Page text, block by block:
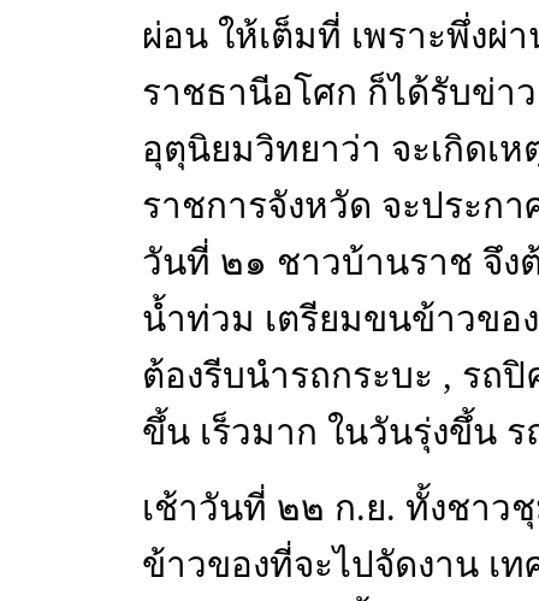
ผ่อน ให้เต็มที่ เพราะพึ่ง
ราชธานีอโศก ก็ได้รับข่า
อุตุนิยมวิทยาว่า จะเกิดเ
ราชการจังหวัด จะประก
วันที่ ๒๑ ชาวบ้านราช จึง
น้ำท่วม เตรียมขนข้าวขอ
ต้องรีบนำรถกระบะ , รถ
ขึ้น เร็วมาก ในวันรุ่งขึ้น
เช้าวันที่ ๒๒ ก.ย. ทั้งชาว
ข้าวของที่จะไปจัดงาน เ